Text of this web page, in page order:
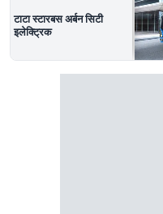
टाटा स्टारबस अर्बन सिटी
इलेक्ट्रिक